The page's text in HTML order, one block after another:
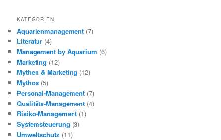
KATEGORIEN
Aquarienmanagement (7)
Literatur (4)
Management by Aquarium (6)
Marketing (12)
Mythen & Marketing (12)
Mythos (5)
Personal-Management (7)
Qualitäts-Management (4)
Risiko-Management (1)
Systemsteuerung (3)
Umweltschutz (11)